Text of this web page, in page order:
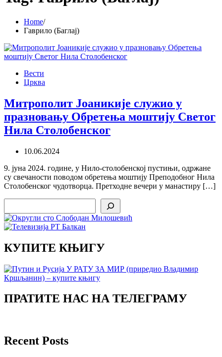
Home
Гаврило (Баглај)
Вести
Црква
Митрополит Јоаникије служио у
празновању Обретења моштију Светог
Нила Столобенског
10.06.2024
9. јуна 2024. године, у Нило-столобенској пустињи, одржане
су свечаности поводом обретења моштију Преподобног Нила
Столобенског чудотворца. Претходне вечери у манастиру […]
КУПИТЕ КЊИГУ
ПРАТИТЕ НАС НА ТЕЛЕГРАМУ
Recent Posts